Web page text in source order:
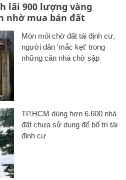
lãi 900 lượng vàng
nhờ mua bán đất
Mòn mỏi chờ đất tái định cư,
người dân 'mắc kẹt' trong
những căn nhà chờ sập
TP.HCM dùng hơn 6.600 nhà
đất chưa sử dụng để bố trí tái
định cư